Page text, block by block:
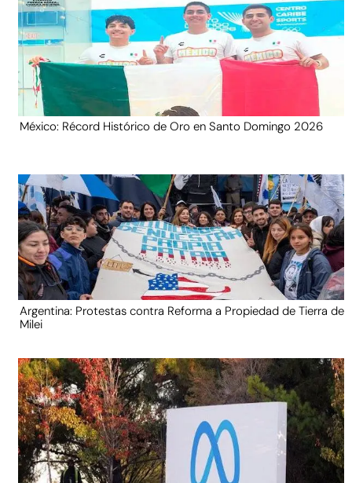
México: Récord Histórico de Oro en Santo Domingo 2026
Argentina: Protestas contra Reforma a Propiedad de Tierra de
Milei